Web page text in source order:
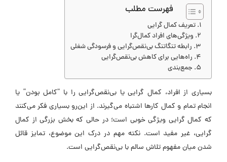
فهرست مطلب
تعریف کمال‌ گرایی
ویژگی‌های افراد کمال‌گرا
رابطه تنگاتنگ بی‌نقص‌‌‌گرایی و فرسودگی شغلی
راه‌هایی برای کاهش بی‌نقص‌گرایی
جمع‌بندی
بسیاری از افراد، کمال گرایی یا بی‌نقص‌‌گرایی را با “کامل بودن” یا
انجام تمام و کمال کارها اشتباه می‌گیرند. از این‌رو بسیاری فکر می‌کنند
که کمال‌ گرایی ویژگی خوبی است؛ در حالی که بخش بزرگی از کمال‌
گرایی، غیر مفید است. نکته مهم در درک این موضوع، تمایز قائل
شدن میان مفهوم تلاش سالم با بی‌نقص‌گرایی است.